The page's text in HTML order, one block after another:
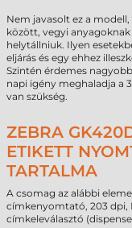
Nem javasolt ez a
között, vegyi
helytállniuk. Ilyen
eljárás és egy ehhez
Szintén érdemes
napi igény meghaladja a
van szükség.
ZEBRA
ETIKETT
TARTALMA
A csomag az alábbi
címkenyomtató, 203 dpi,
címkeleválasztó